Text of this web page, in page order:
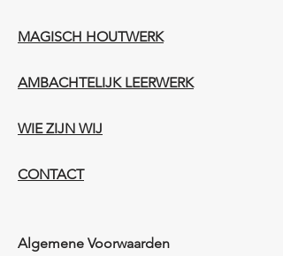
MAGISCH HOUTWERK
AMBACHTELIJK LEERWERK​
WIE ZIJN WIJ​​
CONTACT
Algemene Voorwaarden